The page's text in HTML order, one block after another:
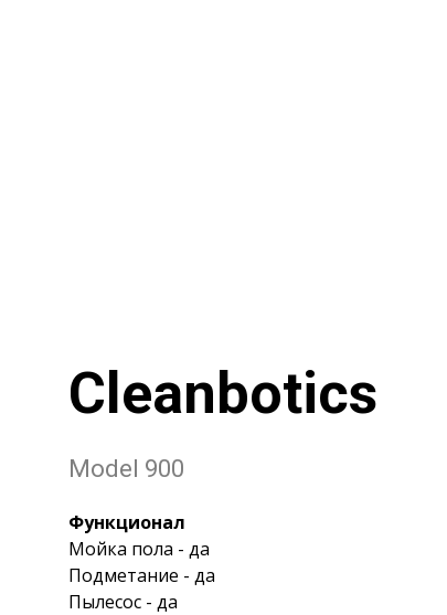
Cleanbotics
Model 900
Функционал
Мойка пола - да
Подметание - да
Пылесос - да